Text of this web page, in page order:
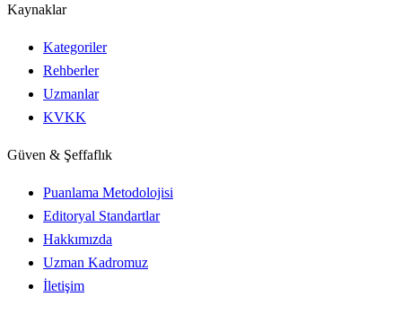
Kaynaklar
Kategoriler
Rehberler
Uzmanlar
KVKK
Güven & Şeffaflık
Puanlama Metodolojisi
Editoryal Standartlar
Hakkımızda
Uzman Kadromuz
İletişim